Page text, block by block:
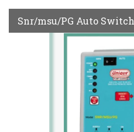
Snr/msu/PG Auto Switch